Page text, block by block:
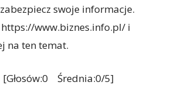
swoje informacje.
www.biznes.info.pl/ i
na ten temat.
[Głosów:0 Średnia:0/5]